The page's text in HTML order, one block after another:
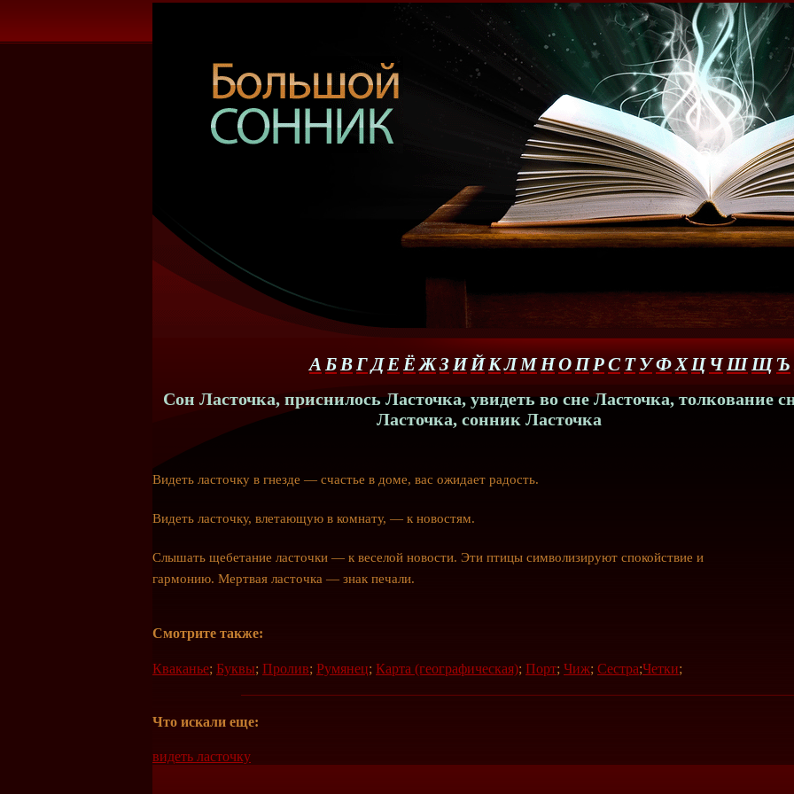
А БВГДЕ Ё ЖЗ ИЙКЛМНОПРС Т УФХЦ ЧШЩ Ъ
Сон Ласточка, приснилось Ласточка, увидеть во сне Ласточка, толкование
Ласточка, сонник Ласточка
Видеть ласточку в гнезде — счастье в доме, вас ожидает радость.
Видеть ласточку, влетающую в комнату, — к новостям.
Слышать щебетание ласточки — к веселой новости. Эти птицы символизируют спокойствие и
гармонию. Мертвая ласточка — знак печали.
Смотрите также:
Кваканье; Буквы; Пролив; Румянец; Карта (географическая); Порт; Чиж; Сестра;Четки;
Что искали еще:
видеть ласточку